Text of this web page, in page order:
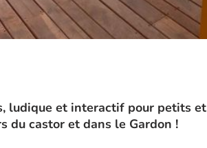
ludique et interactif pour petits et
du castor et dans le Gardon !